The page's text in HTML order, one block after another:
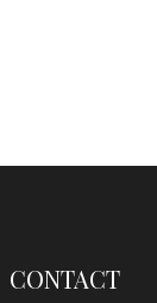
CONTACT